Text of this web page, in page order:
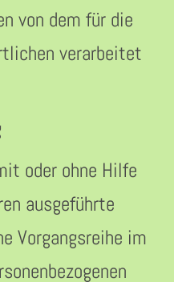
von dem für die
verarbeitet
oder ohne Hilfe
ausgeführte
Vorgangsreihe im